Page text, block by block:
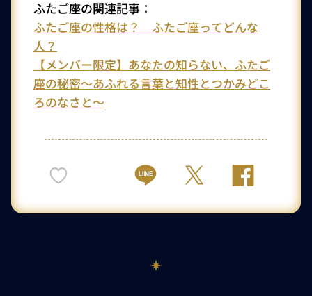
ふたご座の関連記事：
ふたご座の性格は？ ふたご座ってどんな
人？
【メンバー限定】あなたの知らない、ふたご
座の秘密～あふれる言葉と知性とつかみどこ
ろのなさと～